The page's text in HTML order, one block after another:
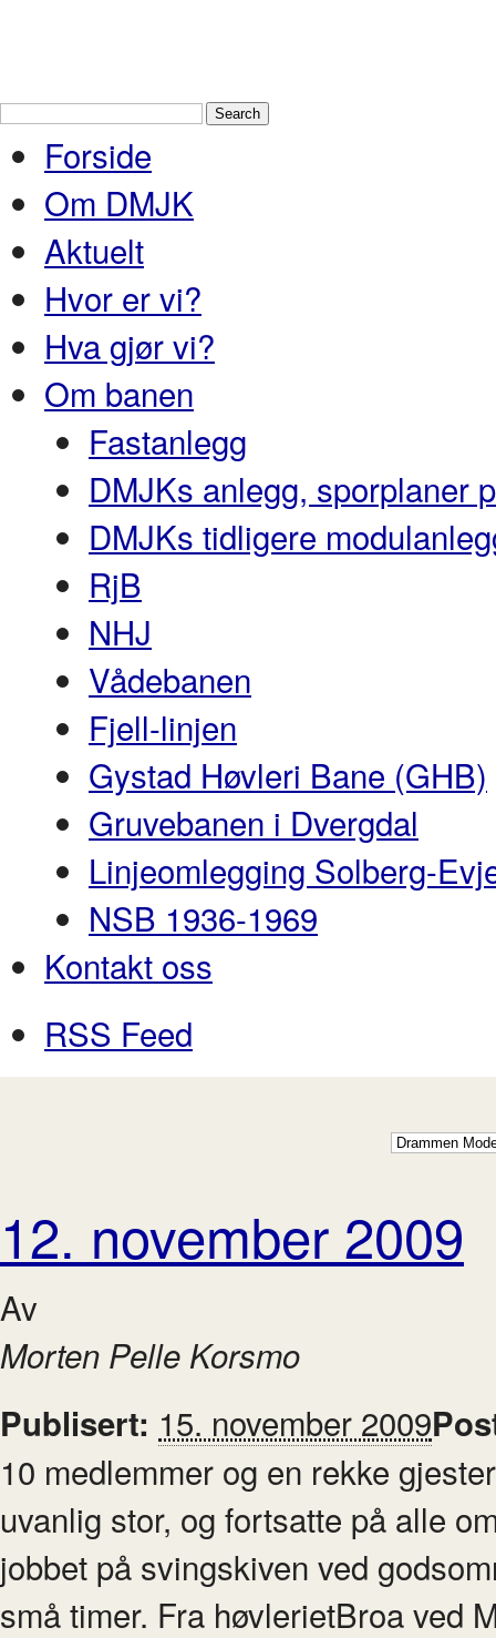
Forside
Om DMJK
Aktuelt
Hvor er vi?
Hva gjør vi?
Om banen
Fastanlegg
DMJKs anlegg, sporplaner
DMJKs tidligere
RjB
NHJ
Vådebanen
Fjell-linjen
Gystad Høvleri Bane (GHB)
Gruvebanen i Dvergdal
Linjeomlegging Solberg-
NSB 1936-1969
Kontakt oss
RSS Feed
12. november 2009
Av
Morten Pelle Korsmo
Publisert: 15. november 2009
10 medlemmer og en rekke
uvanlig stor, og fortsatte på alle
jobbet på svingskiven ved
små timer. Fra høvlerietBroa ved